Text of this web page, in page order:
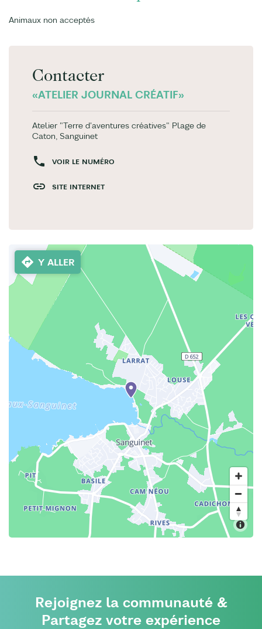
Animaux non acceptés
Contacter
«ATELIER JOURNAL CRÉATIF»
Atelier "Terre d'aventures créatives" Plage de
Caton, Sanguinet
VOIR LE NUMÉRO
SITE INTERNET
Y ALLER
Rejoignez la communauté &
Partagez votre expérience